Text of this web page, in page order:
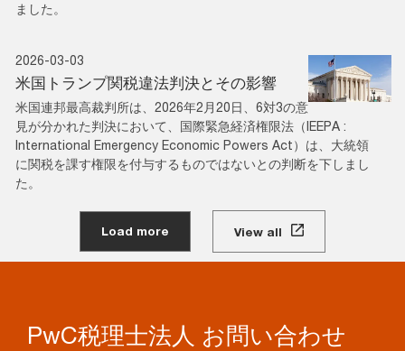
ました。
2026-03-03
米国トランプ関税違法判決とその影響
米国連邦最高裁判所は、2026年2月20日、6対3の意
見が分かれた判決において、国際緊急経済権限法（IEEPA :
International Emergency Economic Powers Act）は、大統領
に関税を課す権限を付与するものではないとの判断を下しまし
た。
Load more View all
PwC税理士法人 お問い合わせ